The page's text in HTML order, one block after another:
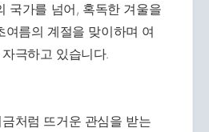
국가를 넘어, 혹독한 겨울을
여름의 계절을 맞이하며 여
극하고 있습니다.
처럼 뜨거운 관심을 받는